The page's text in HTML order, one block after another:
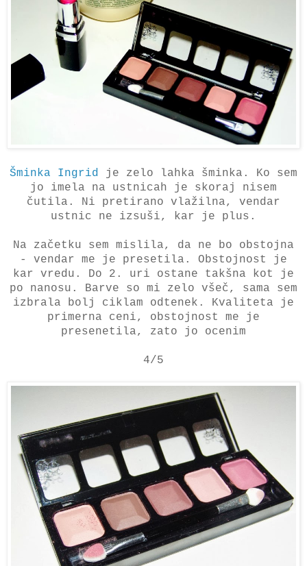
Šminka Ingrid je zelo lahka šminka. Ko sem
jo imela na ustnicah je skoraj nisem
čutila. Ni pretirano vlažilna, vendar
ustnic ne izsuši, kar je plus.
Na začetku sem mislila, da ne bo obstojna
- vendar me je presetila. Obstojnost je
kar vredu. Do 2. uri ostane takšna kot je
po nanosu. Barve so mi zelo všeč, sama sem
izbrala bolj ciklam odtenek. Kvaliteta je
primerna ceni, obstojnost me je
presenetila, zato jo ocenim
4/5